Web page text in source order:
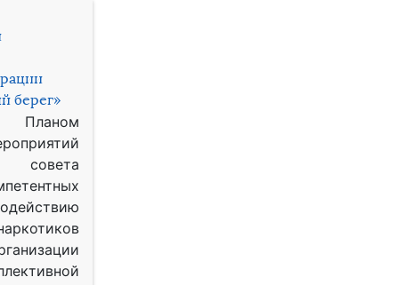
берег»
Планом
совета